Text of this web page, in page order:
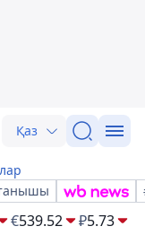
Қаз
€539.52 ₽5.73